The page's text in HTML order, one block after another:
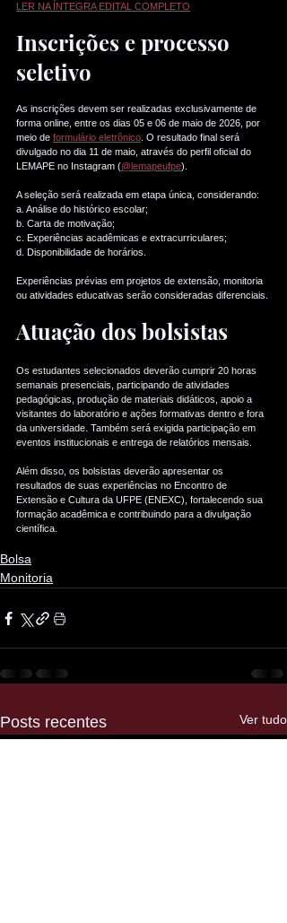
LER NA ÍNTEGRA EDITAL COMPLETO
Inscrições e processo
seletivo
As inscrições devem ser realizadas exclusivamente de
forma online, entre os dias 05 e 06 de maio de 2026, por
meio de formulário eletrônico . O resultado final será
divulgado no dia 11 de maio, através do perfil oficial do
LEMAPE no Instagram (@lemapeufpe).
A seleção será realizada em etapa única, considerando:
a. Análise do histórico escolar;
b. Carta de motivação;
c. Experiências acadêmicas e extracurriculares;
d. Disponibilidade de horários.
Experiências prévias em projetos de extensão, monitoria
ou atividades educativas serão consideradas diferenciais.
Atuação dos bolsistas
Os estudantes selecionados deverão cumprir 20 horas
semanais presenciais, participando de atividades
pedagógicas, produção de materiais didáticos, apoio a
visitantes do laboratório e ações formativas dentro e fora
da universidade. Também será exigida participação em
eventos institucionais e entrega de relatórios mensais.
Além disso, os bolsistas deverão apresentar os
resultados de suas experiências no Encontro de
Extensão e Cultura da UFPE (ENEXC), fortalecendo sua
formação acadêmica e contribuindo para a divulgação
científica.
Bolsa
Monitoria
Posts recentes Ver tudo